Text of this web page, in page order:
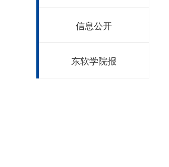
信息公开
东软学院报